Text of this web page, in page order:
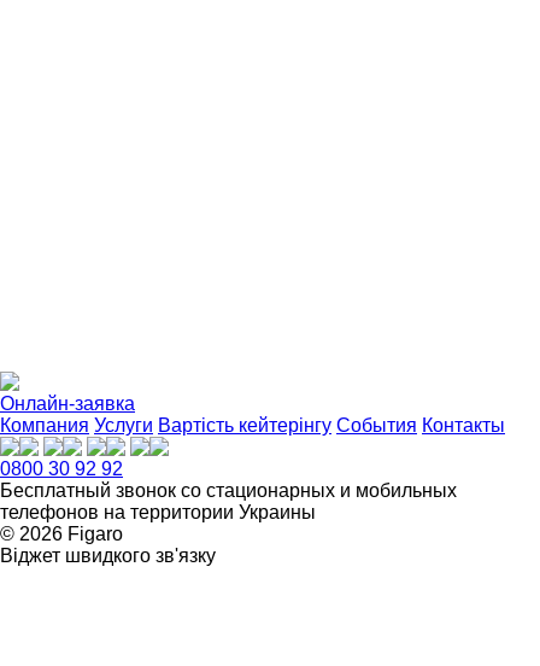
Онлайн-заявка
Компания Услуги Вартість кейтерінгу События Контакты
0800 30 92 92
Бесплатный звонок со стационарных и мобильных
телефонов на территории Украины
© 2026 Figarо
Віджет швидкого зв'язку